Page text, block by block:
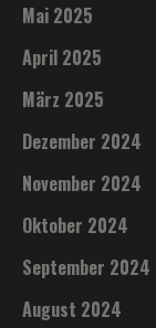
Mai 2025
April 2025
März 2025
Dezember 2024
November 2024
Oktober 2024
September 2024
August 2024